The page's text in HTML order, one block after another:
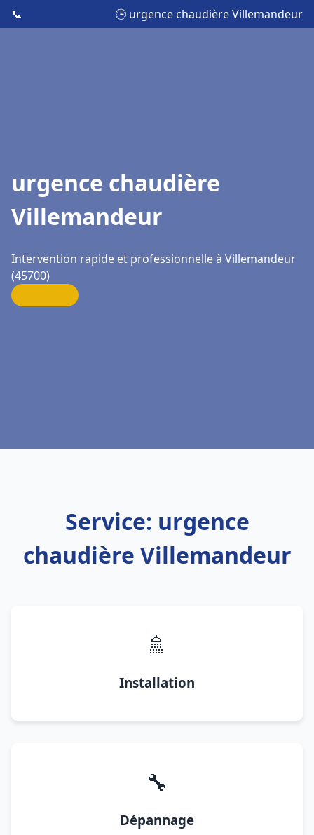
📞 🕒 urgence chaudière Villemandeur
urgence chaudière
Villemandeur
Intervention rapide et professionnelle à Villemandeur
(45700)
Service: urgence
chaudière Villemandeur
🚿
Installation
🔧
Dépannage